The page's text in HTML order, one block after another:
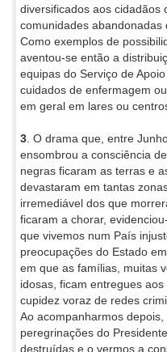
diversificados aos cidadãos
comunidades abandonadas
Como exemplos de
aventou-se então a
equipas do Serviço de
cuidados de enfermagem
em geral em lares ou
3 . O drama que, entre
ensombrou a consciência
negras ficaram as terras e
devastaram em tantas
irremediável dos que
ficaram a chorar,
que vivemos num País
preocupações do Estado
em que as famílias, muitas
idosas, ficam entregues
cupidez voraz de redes
Ao acompanharmos
peregrinações do
destruídas e o vermos a